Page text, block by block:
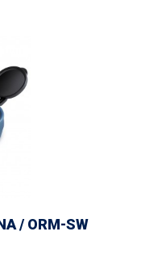
/ ORM-SW